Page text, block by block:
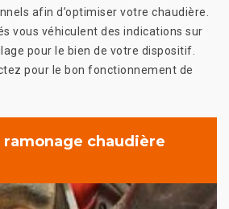
afin d’optimiser votre chaudière.
vous véhiculent des indications sur
pour le bien de votre dispositif.
pour le bon fonctionnement de
chaudière